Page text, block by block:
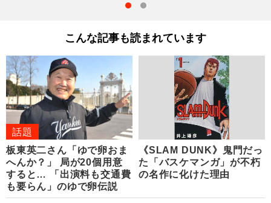
こんな記事も読まれています
話題
板東英二さん「ゆで卵おま
へんか？」 局が20個用意
すると… 「出演料も交通費
も要らん」のゆで卵伝説
《SLAM DUNK》鬼門だっ
た「バスケマンガ」が不朽
の名作に化けた理由